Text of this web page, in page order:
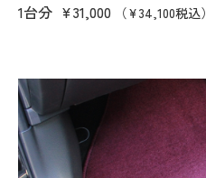
1台分 ¥31,000 （¥34,100税込）